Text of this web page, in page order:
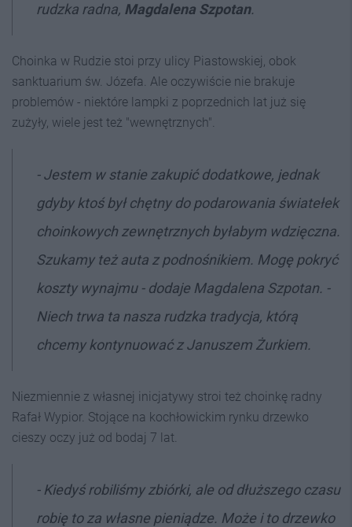
rudzka radna, Magdalena Szpotan.
Choinka w Rudzie stoi przy ulicy Piastowskiej, obok
sanktuarium św. Józefa. Ale oczywiście nie brakuje
problemów - niektóre lampki z poprzednich lat już się
zużyły, wiele jest też "wewnętrznych".
- Jestem w stanie zakupić dodatkowe, jednak
gdyby ktoś był chętny do podarowania światełek
choinkowych zewnętrznych byłabym wdzięczna.
Szukamy też auta z podnośnikiem. Mogę pokryć
koszty wynajmu - dodaje Magdalena Szpotan. -
Niech trwa ta nasza rudzka tradycja, którą
chcemy kontynuować z Januszem Żurkiem.
Niezmiennie z własnej inicjatywy stroi też choinkę radny
Rafał Wypior. Stojące na kochłowickim rynku drzewko
cieszy oczy już od bodaj 7 lat.
- Kiedyś robiliśmy zbiórki, ale od dłuższego czasu
robię to za własne pieniądze. Może i to drzewko